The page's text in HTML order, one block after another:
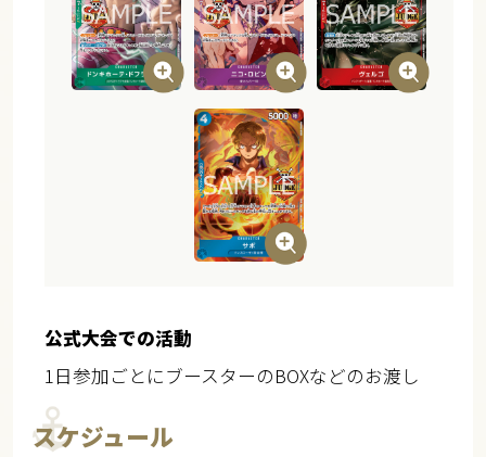
公式大会での活動
1日参加ごとにブースターのBOXなどのお渡し
スケジュール